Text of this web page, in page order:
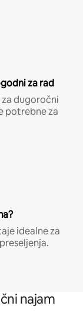
za rad
dugoročni
potrebne za
idealne za
najam